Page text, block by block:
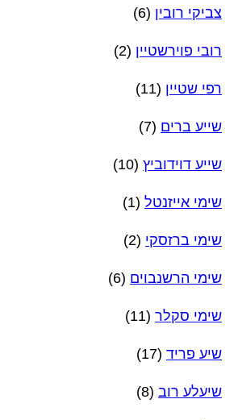
צביקי רובין (6)
רובי פוירשטיין (2)
רפי שטיין (11)
שייע ברים (7)
שייע דוידוביץ (10)
שימי אייזנטל (1)
שימי ברזסקי (2)
שימי הרשנבוים (6)
שימי סקלר (11)
שיע פריד (17)
שיעלע רוב (8)